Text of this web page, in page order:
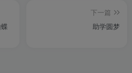
下一篇
助学圆梦